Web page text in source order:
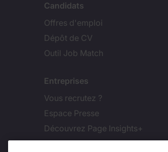
Candidats
Offres d'emploi
Dépôt de CV
Outil Job Match
Entreprises
Vous recrutez ?
Espace Presse
Découvrez Page Insights+